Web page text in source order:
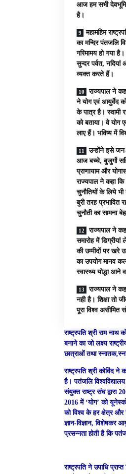
आज हम सभी देवभूमि
है।
महामहिम
का मन्दिर पंतजलि
गरिमामय हो गया
सुन्दर पर्वत, नदियां
व्यक्त करते हैं।
राज्यपाल ने
ने योग एवं आयुर्वेद
के पात्र है। स्वामी
को बताया। वे योग
लाए हैं। भविष्य में
उन्होंने इसे
आज बच्चे, बुजुर्गो
प्राणायाम और
राज्यपाल ने कहा
चुनौतियों के लिये
बुरी तरह प्रभावित
चुनौती का सामना
राज्यपाल ने
समारोह में
की उम्मीदों पर खरे
का उपयोग मानव
स्वास्थ्य योद्धा आने
राज्यपाल ने
नही है। शिक्षा तो
पूरा विश्व
राष्ट्रपति श्री राम नाथ
बनाने का जो लक्ष्य
छात्राओं तथा
राष्ट्रपति श्री कोविंद ने
है। पतंजलि
संयुक्त राष्ट्र संघ द्वारा
2016 में ‘योग’ को
को विश्व के हर क्षेत्र और
ज्ञान-विज्ञान, विशेषकर
प्रसन्नता होती है कि
राष्ट्रपति ने उपाधि